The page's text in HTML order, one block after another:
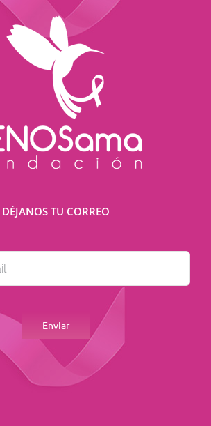
DÉJANOS TU CORREO